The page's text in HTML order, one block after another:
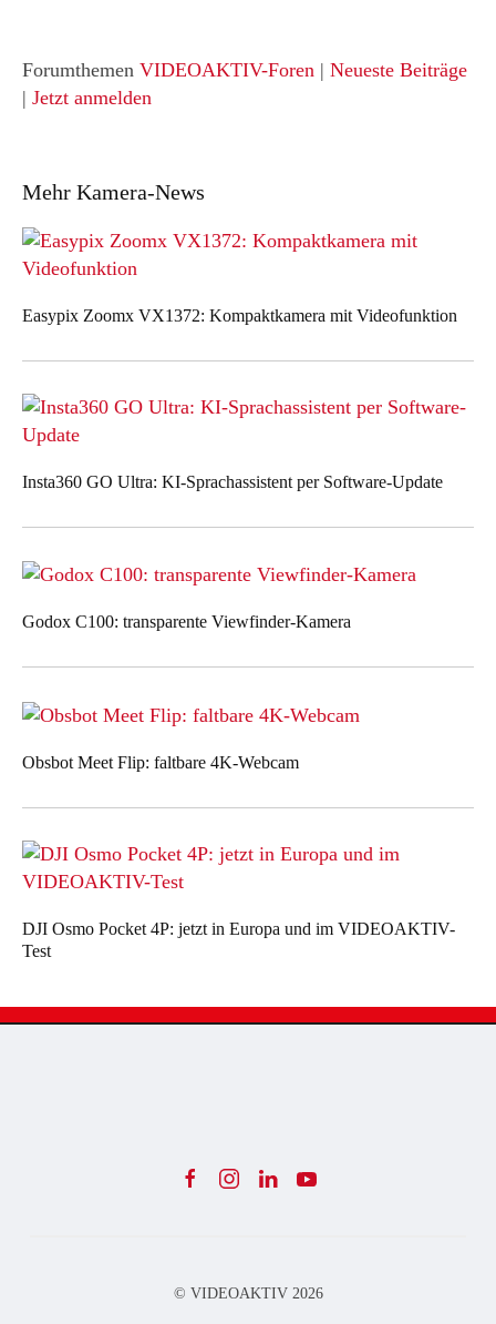
Forumthemen VIDEOAKTIV-Foren | Neueste Beiträge
| Jetzt anmelden
Mehr Kamera-News
Easypix Zoomx VX1372: Kompaktkamera mit Videofunktion
Insta360 GO Ultra: KI-Sprachassistent per Software-Update
Godox C100: transparente Viewfinder-Kamera
Obsbot Meet Flip: faltbare 4K-Webcam
DJI Osmo Pocket 4P: jetzt in Europa und im VIDEOAKTIV-
Test
© VIDEOAKTIV 2026